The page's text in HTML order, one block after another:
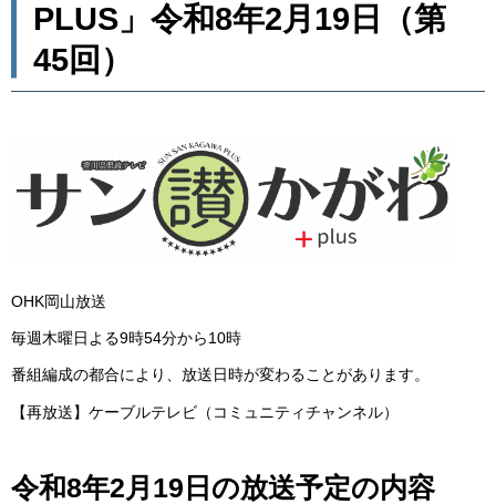
PLUS」令和8年2月19日（第
45回）
OHK岡山放送
毎週木曜日よる9時54分から10時
番組編成の都合により、放送日時が変わることがあります。
【再放送】ケーブルテレビ（コミュニティチャンネル）
令和8年2月19日の放送予定の内容